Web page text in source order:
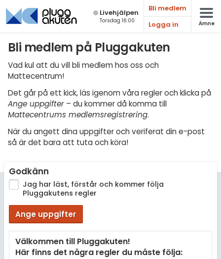
Live­hjälpen
Torsdag 16:00
Bli medlem
Logga in
Ämne
Bli medlem på Pluggakuten
Vad kul att du vill bli medlem hos oss och
Mattecentrum!
Det går på ett kick, läs igenom våra regler och klicka på
Ange uppgifter – du kommer då komma till
Mattecentrums medlemsregistrering.
När du angett dina uppgifter och veriferat din e-post
så är det bara att tuta och köra!
Godkänn
Jag har läst, förstår och kommer följa
Pluggakutens regler
Ange uppgifter
Välkommen till Pluggakuten!
Här finns det några regler du måste följa:
Matematik
Fysik
Biologi
Teknik & Bygg
Programmering
Engelska
Ekonomi